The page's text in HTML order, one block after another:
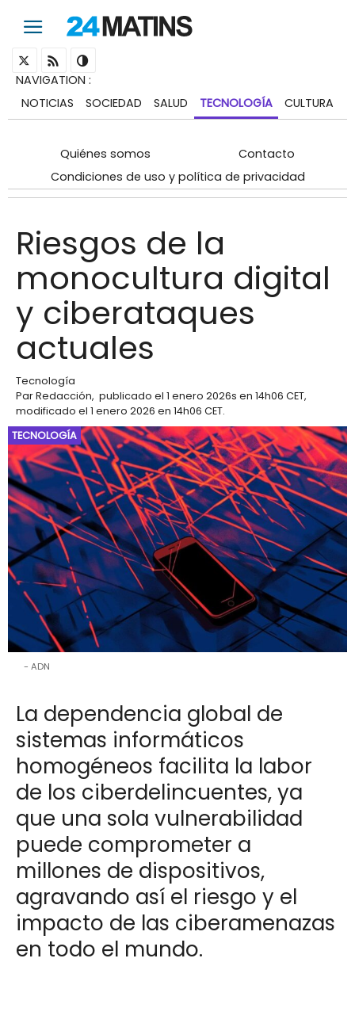
NAVIGATION :
NOTICIAS
SOCIEDAD SALUD TECNOLOGÍA CULTURA
Quiénes somos
Contacto
Condiciones de uso y política de privacidad
Riesgos de la
monocultura digital
y ciberataques
actuales
Tecnología
ParRedacción, publicado el 1 enero 2026s en 14h06 CET,
modificado el 1 enero 2026 en 14h06 CET.
TECNOLOGÍA
ADN
La dependencia global de
sistemas informáticos
homogéneos facilita la labor
de los ciberdelincuentes, ya
que una sola vulnerabilidad
puede comprometer a
millones de dispositivos,
agravando así el riesgo y el
impacto de las ciberamenazas
en todo el mundo.